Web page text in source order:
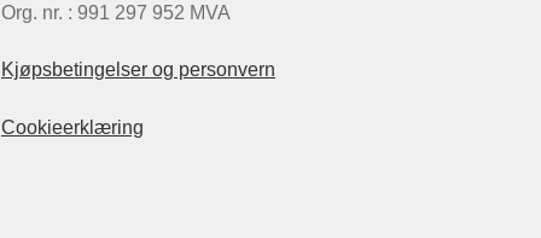
Org. nr. : 991 297 952 MVA
Kjøpsbetingelser og personvern
Cookieerklæring